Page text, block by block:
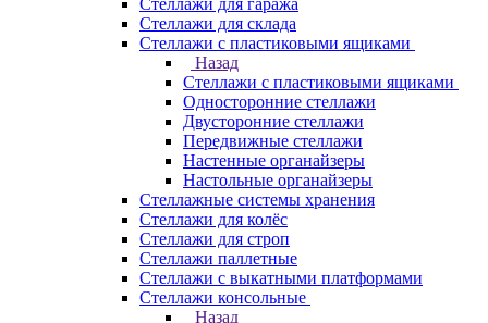
Стеллажи для гаража
Стеллажи для склада
Стеллажи с пластиковыми ящиками
Назад
Стеллажи с пластиковыми ящиками
Односторонние стеллажи
Двусторонние стеллажи
Передвижные стеллажи
Настенные органайзеры
Настольные органайзеры
Стеллажные системы хранения
Стеллажи для колёс
Стеллажи для строп
Стеллажи паллетные
Стеллажи с выкатными платформами
Стеллажи консольные
Назад